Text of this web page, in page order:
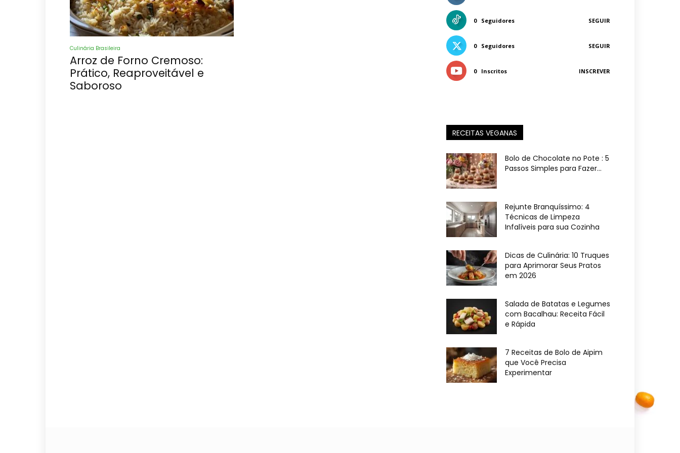
Culinária Brasileira
Arroz de Forno Cremoso:
Prático, Reaproveitável e
Saboroso
0 Seguidores SEGUIR
0 Seguidores SEGUIR
0 Inscritos INSCREVER
RECEITAS VEGANAS
Bolo de Chocolate no Pote : 5
Passos Simples para Fazer...
Rejunte Branquíssimo: 4
Técnicas de Limpeza
Infalíveis para sua Cozinha
Dicas de Culinária: 10 Truques
para Aprimorar Seus Pratos
em 2026
Salada de Batatas e Legumes
com Bacalhau: Receita Fácil
e Rápida
7 Receitas de Bolo de Aipim
que Você Precisa
Experimentar